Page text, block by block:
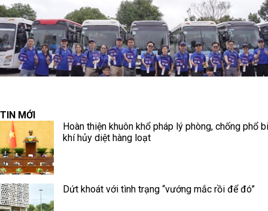
TIN MỚI
Hoàn thiện khuôn khổ pháp lý phòng, chống phổ
khí hủy diệt hàng loạt
Dứt khoát với tình trạng “vướng mắc rồi để đó”